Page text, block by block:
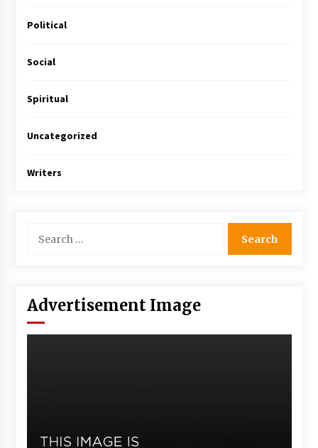
Political
Social
Spiritual
Uncategorized
Writers
Advertisement Image